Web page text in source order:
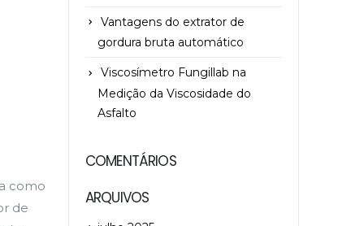
como
de
Vantagens do extrator de
gordura bruta automático
Viscosímetro Fungillab na
Medição da Viscosidade do
Asfalto
COMENTÁRIOS
ARQUIVOS